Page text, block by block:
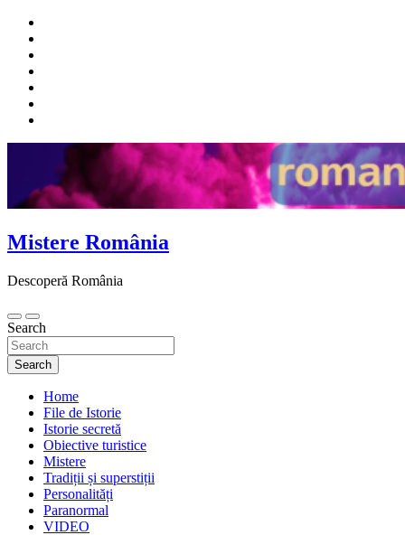
Skip
content
Mistere România
Descoperă România
Search
Search
Home
File de Istorie
Istorie secretă
Obiective turistice
Mistere
Tradiții și superstiții
Personalități
Paranormal
VIDEO